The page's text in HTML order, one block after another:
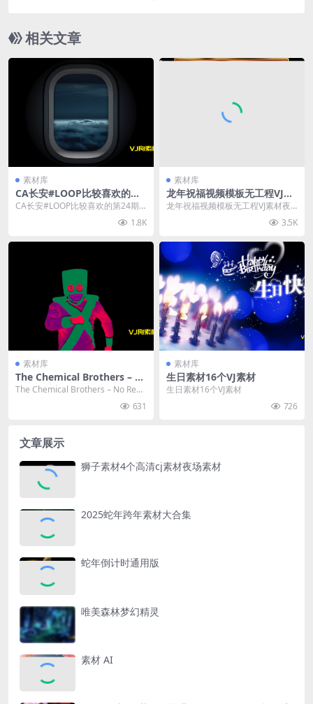
相关文章
素材库
CA长安#LOOP比较喜欢的第2
4期VJ素材带视频预览#vjloop
CA长安#LOOP比较喜欢的第24期VJ
1.8K
素材库
龙年祝福视频模板无工程VJ素
材夜场
龙年祝福视频模板无工程VJ素材夜
3.5K
素材库
The Chemical Brothers – N
o Reason (Neon Marching
The Chemical Brothers – No Reas
631
素材库
生日素材16个VJ素材
生日素材16个VJ素材
726
文章展示
狮子素材4个高清cj素材夜场素材
2025蛇年跨年素材大合集
蛇年倒计时通用版
唯美森林梦幻精灵
素材 AI